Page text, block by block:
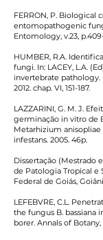
FERRON, P. Biological
entomopathogenic
Entomology, v.23,
HUMBER, R.A.
fungi. In: LACEY, L.A.
invertebrate pathology.
2012. chap. VI, 151-187.
LAZZARINI, G. M. J.
germinação in vitro de
Metarhizium
infestans. 2005. 46p.
Dissertação (Mestrado
de Patologia Tropical e
Federal de Goiás,
LEFEBVRE, C.L.
the fungus B. bassiana
borer. Annals of Botany,